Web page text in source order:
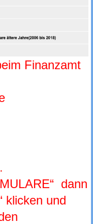
Finanzamt
dann
klicken und